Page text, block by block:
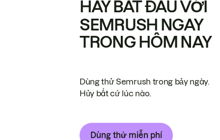
HÃY BẮT ĐẦU VỚI
SEMRUSH NGAY
TRONG HÔM NAY
Dùng thử Semrush trong bảy ngày.
Hủy bất cứ lúc nào.
Dùng thử miễn phí